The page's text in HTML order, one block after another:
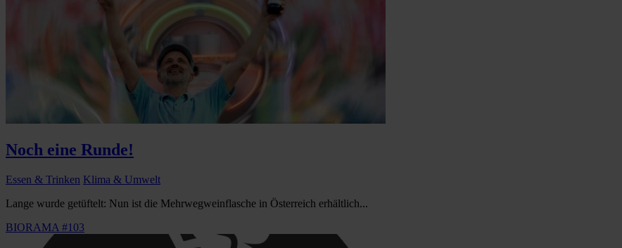
Noch eine Runde!
Essen & Trinken Klima & Umwelt
Lange wurde getüftelt: Nun ist die Mehrwegweinflasche in Österreich erhältlich...
BIORAMA #103